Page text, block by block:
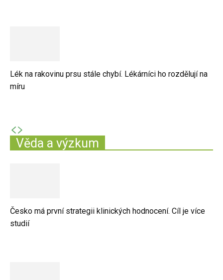
Lék na rakovinu prsu stále chybí. Lékárníci ho rozdělují na
míru
Věda a výzkum
Česko má první strategii klinických hodnocení. Cíl je více
studií